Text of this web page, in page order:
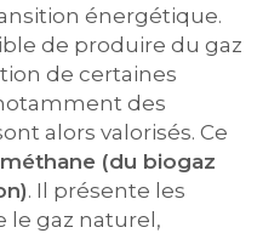
énergétique.
de produire du gaz
de certaines
des
alors valorisés. Ce
(du biogaz
. Il présente les
le gaz naturel,